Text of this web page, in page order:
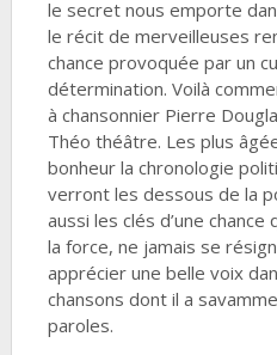
le secret nous emporte
le récit de merveilleuses
chance provoquée par un
détermination. Voilà
à chansonnier Pierre
Théo théâtre. Les plus
bonheur la chronologie
verront les dessous de la
aussi les clés d’une
la force, ne jamais se
apprécier une belle voix
chansons dont il a
paroles.